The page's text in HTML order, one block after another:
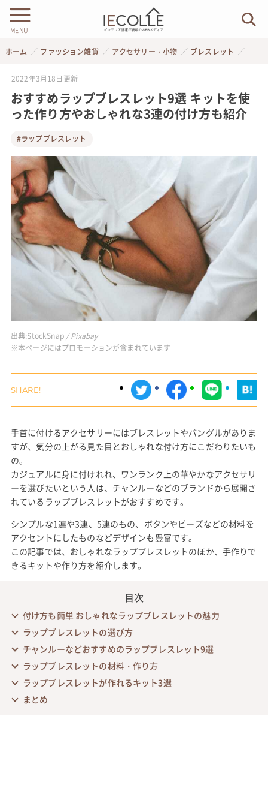
MENU
ホーム ファッション雑貨 アクセサリー・小物 ブレスレット
2022年3月18日 更新
おすすめラップブレスレット9選 キットを使
った作り方やおしゃれな3連の付け方も紹介
#ラップブレスレット
出典:StockSnap/ Pixabay
※本ページにはプロモーションが含まれています
手首に付けるアクセサリーにはブレスレットやバングルがありま
すが、気分の上がる見た目とおしゃれな付け方にこだわりたいも
の。
カジュアルに身に付けれれ、ワンランク上の華やかなアクセサリ
ーを選びたいという人は、チャンルーなどのブランドから展開さ
れているラップブレスレットがおすすめです。
シンプルな1連や3連、5連のもの、ボタンやビーズなどの材料を
アクセントにしたものなどデザインも豊富です。
この記事では、おしゃれなラップブレスレットのほか、手作りで
きるキットや作り方を紹介します。
目次
付け方も簡単 おしゃれなラップブレスレットの魅力
ラップブレスレットの選び方
チャンルーなどおすすめのラップブレスレット9選
ラップブレスレットの材料・作り方
ラップブレスレットが作れるキット3選
まとめ